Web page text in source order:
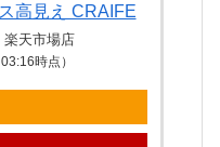
高見え CRAIFE
楽天市場店
時点）